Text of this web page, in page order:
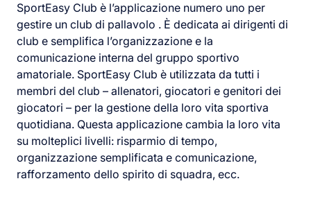
SportEasy Club è l’applicazione numero uno per
gestire un club di pallavolo . È dedicata ai dirigenti di
club e semplifica l’organizzazione e la
comunicazione interna del gruppo sportivo
amatoriale. SportEasy Club è utilizzata da tutti i
membri del club – allenatori, giocatori e genitori dei
giocatori – per la gestione della loro vita sportiva
quotidiana. Questa applicazione cambia la loro vita
su molteplici livelli: risparmio di tempo,
organizzazione semplificata e comunicazione,
rafforzamento dello spirito di squadra, ecc.